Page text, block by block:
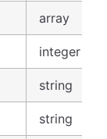
array
integer
string
string